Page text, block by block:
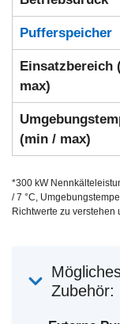
Pufferspeicher
Einsatzbereich
max)
(min / max)
*300 kW
/ 7 °C,
Richtwerte zu
Zubehör: